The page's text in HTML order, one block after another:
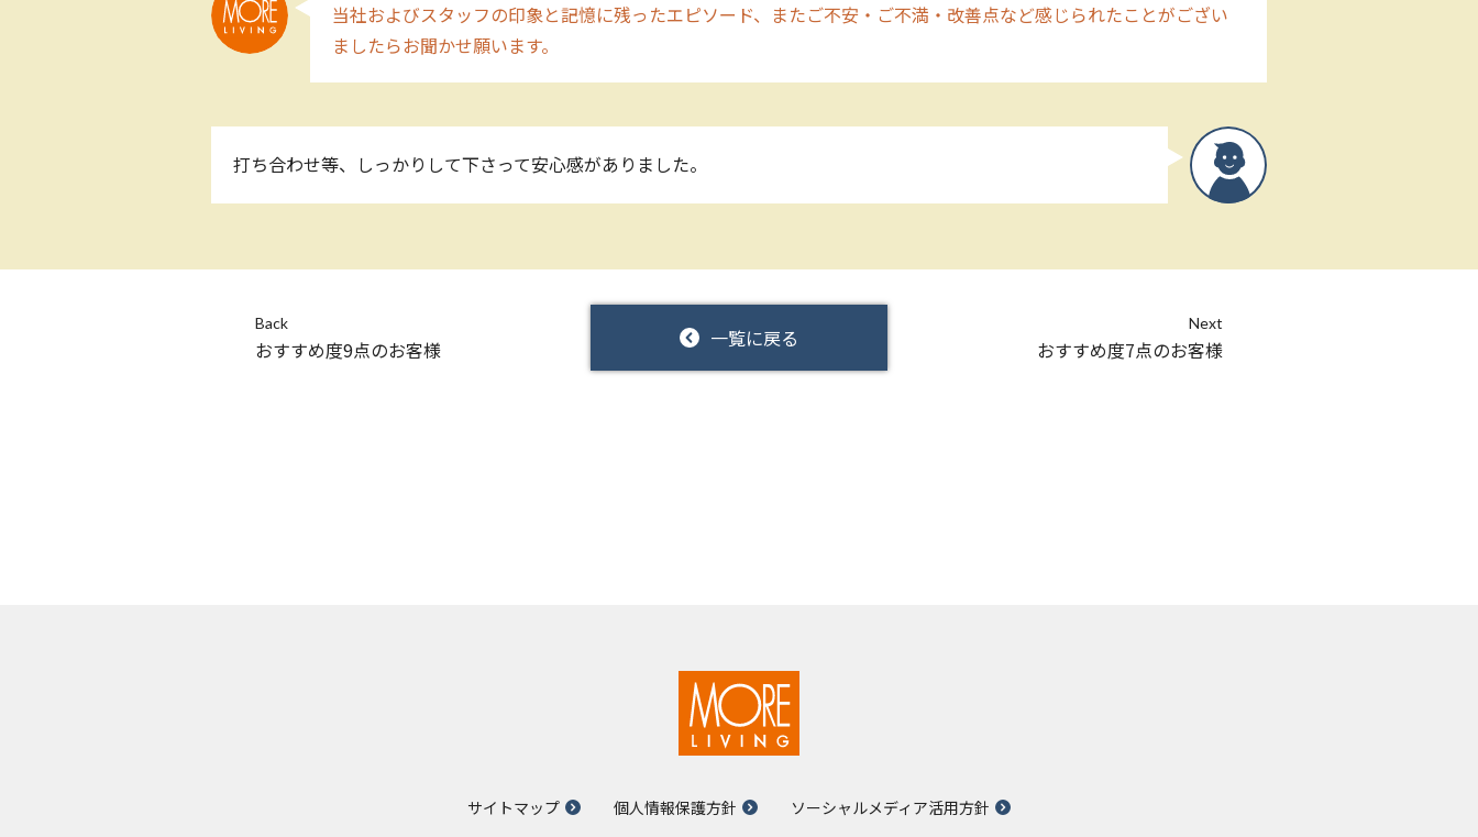
当社およびスタッフの印象と記憶に残ったエピソード、またご不安・ご不満・改善点など感じられたことがござい
ましたらお聞かせ願います。
打ち合わせ等、しっかりして下さって安心感がありました。
Back
おすすめ度9点のお客様 一覧に戻る
Next
おすすめ度7点のお客様
サイトマップ 個人情報保護方針 ソーシャルメディア活用方針